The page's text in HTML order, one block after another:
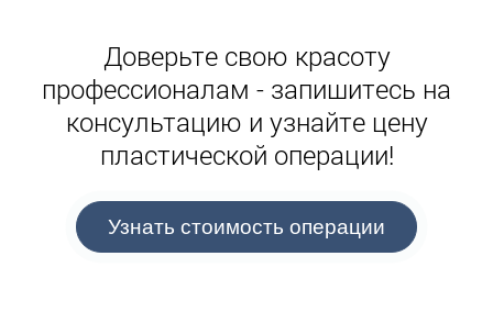
Доверьте свою красоту
профессионалам - запишитесь на
консультацию и узнайте цену
пластической операции!
Узнать стоимость операции